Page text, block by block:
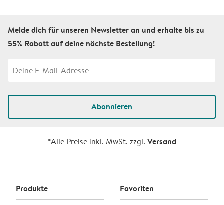
Melde dich für unseren Newsletter an und erhalte bis zu
55% Rabatt auf deine nächste Bestellung!
Abonnieren
*Alle Preise inkl. MwSt. zzgl. Versand
Produkte Favoriten